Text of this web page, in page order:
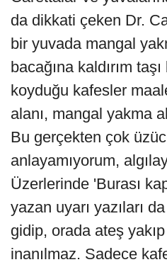
da dikkati çeken Dr.
bir yuvada mangal
bacağına kaldırım
koyduğu kafesler
alanı, mangal yakma
Bu gerçekten çok
anlayamıyorum,
Üzerlerinde 'Burası
yazan uyarı yazıları
gidip, orada ateş
inanılmaz. Sadece